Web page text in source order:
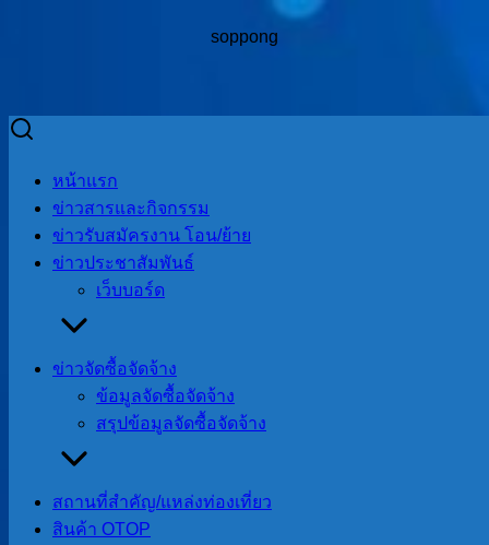
soppong
Skip
contentหน้าแรก
ข่าวสารและกิจกรรม
ข่าวรับสมัครงาน โอน/ย้าย
ข่าวประชาสัมพันธ์
เว็บบอร์ด
ข่าวจัดซื้อจัดจ้าง
ข้อมูลจัดซื้อจัดจ้าง
สรุปข้อมูลจัดซื้อจัดจ้าง
สถานที่สําคัญ/แหล่งท่องเที่ยว
สินค้า OTOP
ผู้สูงอายุให้เหมาะสมและปลอดภัย ประจำปีงบประมาณ 2568
จัดโครงการปรับ
สภาพแวดล้อมและ
สิ่งอำนวยความ
สะดวกของผู้สูง